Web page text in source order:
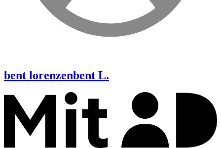
bent lorenzenbent L.